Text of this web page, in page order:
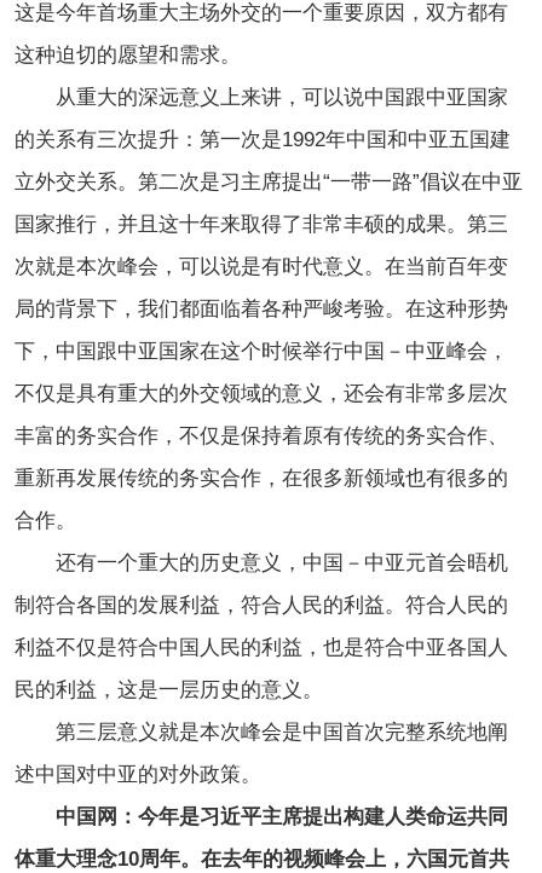
这是今年首场重大主场外交的一个重要原因，双方都有
这种迫切的愿望和需求。
从重大的深远意义上来讲，可以说中国跟中亚国家
的关系有三次提升：第一次是1992年中国和中亚五国建
立外交关系。第二次是习主席提出“一带一路”倡议在中亚
国家推行，并且这十年来取得了非常丰硕的成果。第三
次就是本次峰会，可以说是有时代意义。在当前百年变
局的背景下，我们都面临着各种严峻考验。在这种形势
下，中国跟中亚国家在这个时候举行中国－中亚峰会，
不仅是具有重大的外交领域的意义，还会有非常多层次
丰富的务实合作，不仅是保持着原有传统的务实合作、
重新再发展传统的务实合作，在很多新领域也有很多的
合作。
还有一个重大的历史意义，中国－中亚元首会晤机
制符合各国的发展利益，符合人民的利益。符合人民的
利益不仅是符合中国人民的利益，也是符合中亚各国人
民的利益，这是一层历史的意义。
第三层意义就是本次峰会是中国首次完整系统地阐
述中国对中亚的对外政策。
中国网：今年是习近平主席提出构建人类命运共同
体重大理念10周年。在去年的视频峰会上，六国元首共